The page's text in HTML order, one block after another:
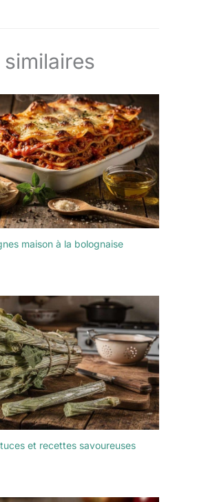
maison à la bolognaise
et recettes savoureuses